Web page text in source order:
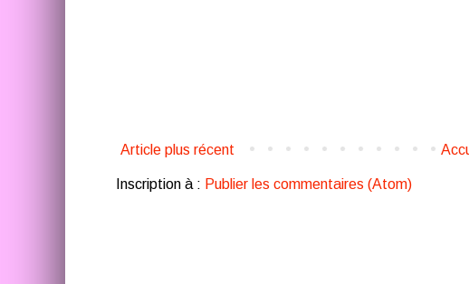
Article plus récent
Inscription à : Publier les commentaires (Atom)